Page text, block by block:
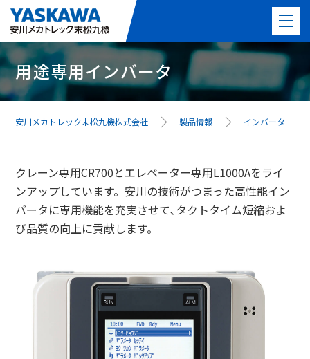
会社案内
製品情報
事業紹介
よくある質問
用途専用インバータ
安川メカトレック末松九機株式会社 製品情報 インバータ
クレーン専用CR700とエレベーター専用L1000Aをライ
ンアップしています。安川の技術がつまった高性能イン
バータに専用機能を充実させて､タクトタイム短縮およ
び品質の向上に貢献します。